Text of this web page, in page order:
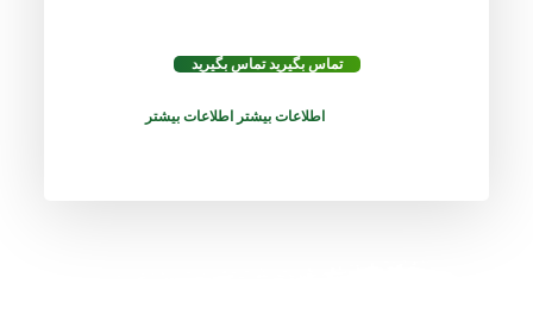
تماس بگیریدتماس بگیرید
اطلاعات بیشتراطلاعات بیشتر